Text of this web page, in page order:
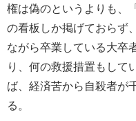
権は偽のというよりも、
の看板しか掲げておらず
ながら卒業している大卒
り、何の救援措置もして
ば、経済苦から自殺者が
る。